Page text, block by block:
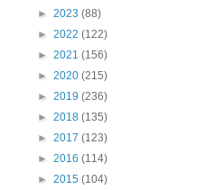
► 2023 (88)
► 2022 (122)
► 2021 (156)
► 2020 (215)
► 2019 (236)
► 2018 (135)
► 2017 (123)
► 2016 (114)
► 2015 (104)